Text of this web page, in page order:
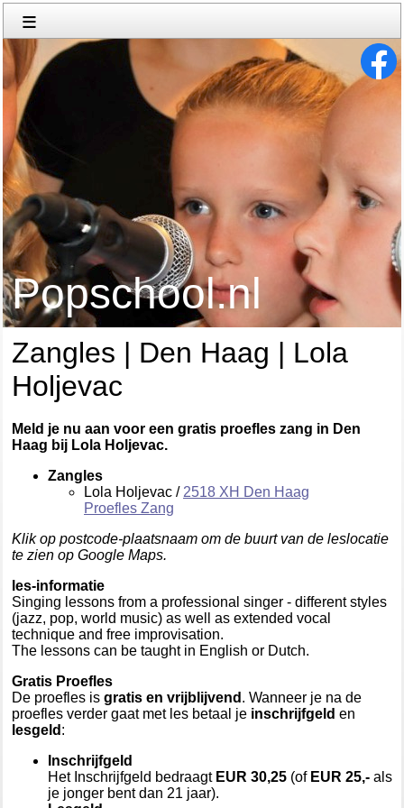
≡
Popschool.nl
Zangles | Den Haag | Lola
Holjevac
Meld je nu aan voor een gratis proefles zang in Den
Haag bij Lola Holjevac.
Zangles
Lola Holjevac / 2518 XH Den Haag
Proefles Zang
Klik op postcode-plaatsnaam om de buurt van de leslocatie
te zien op Google Maps.
les-informatie
Singing lessons from a professional singer - different styles
(jazz, pop, world music) as well as extended vocal
technique and free improvisation.
The lessons can be taught in English or Dutch.
Gratis Proefles
De proefles is gratis en vrijblijvend . Wanneer je na de
proefles verder gaat met les betaal je inschrijfgeld en
lesgeld :
Inschrijfgeld
Het Inschrijfgeld bedraagt EUR 30,25 (of EUR 25,- als
je jonger bent dan 21 jaar).